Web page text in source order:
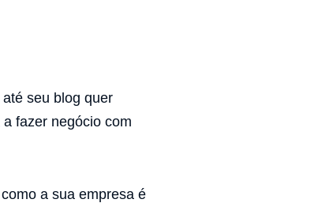
seu blog quer
fazer negócio com
a sua empresa é